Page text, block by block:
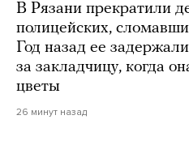
В Рязани прекратили
полицейских,
Год назад ее
за закладчицу, когда
цветы
26 минут назад